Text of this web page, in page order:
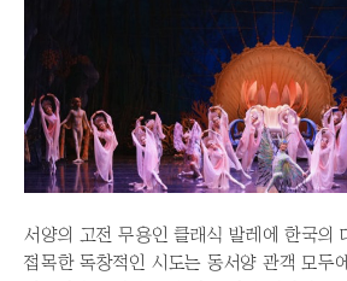
서양의 고전 무용인 클래식 발레에 한국의
접목한 독창적인 시도는 동서양 관객 모두